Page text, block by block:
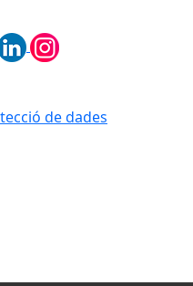
de dades